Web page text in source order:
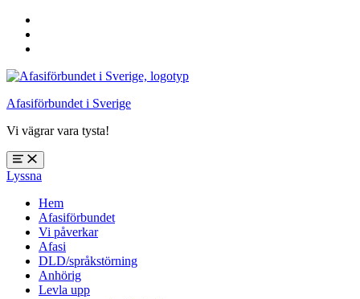
sidfoten
Afasiförbundet i Sverige
Vi vägrar vara tysta!
Öppna
meny:
%s
Lyssna
Hem
Afasiförbundet
Vi påverkar
Afasi
DLD/språkstörning
Anhörig
Levla upp